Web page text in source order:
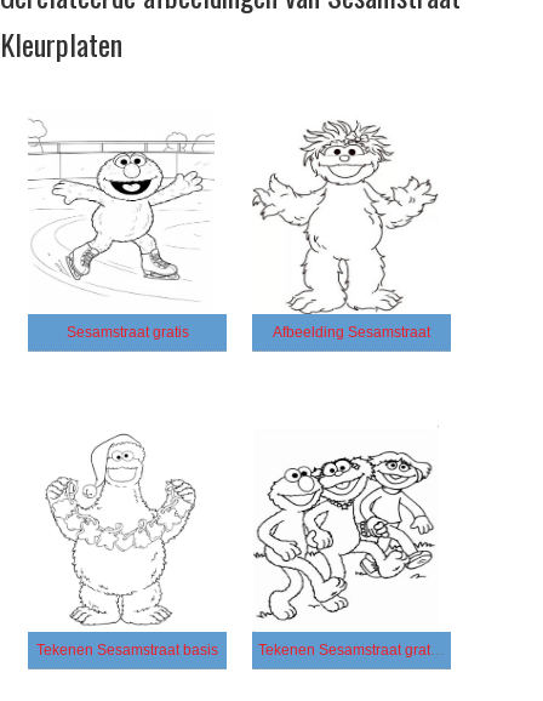
Kleurplaten
Sesamstraat gratis Afbeelding Sesamstraat
Tekenen Sesamstraat basis Tekenen Sesamstraat gratis afdrukbaar eenvoudig